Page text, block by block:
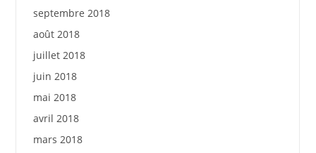
septembre 2018
août 2018
juillet 2018
juin 2018
mai 2018
avril 2018
mars 2018